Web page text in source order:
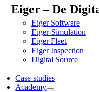
Eiger – De
Eiger Software
Eiger-Simulation
Eiger Fleet
Eiger Inspection
Digital Source
Case studies
Academy